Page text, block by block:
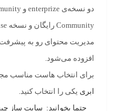
دو نسخه‌ی enterprize و
Community رایگان و نسخه
مدیریت محتوای رو به
افزوده می‌شود.
برای انتخاب هاست مناسب
ابری یکی را انتخاب کنید.
حتما بخوانید: سایت ساز